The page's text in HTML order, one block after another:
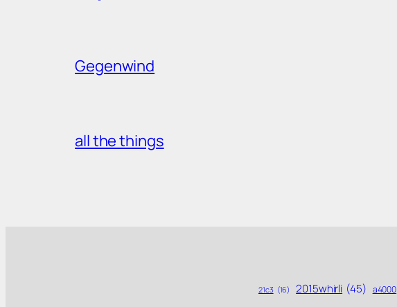
Gegenwind
all the things
21c3 (16) 2015whirli (45) a4000